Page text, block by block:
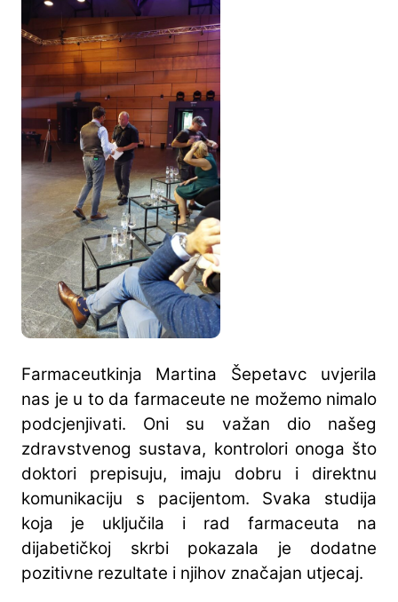
Farmaceutkinja Martina Šepetavc uvjerila
nas je u to da farmaceute ne možemo nimalo
podcjenjivati. Oni su važan dio našeg
zdravstvenog sustava, kontrolori onoga što
doktori prepisuju, imaju dobru i direktnu
komunikaciju s pacijentom. Svaka studija
koja je uključila i rad farmaceuta na
dijabetičkoj skrbi pokazala je dodatne
pozitivne rezultate i njihov značajan utjecaj.